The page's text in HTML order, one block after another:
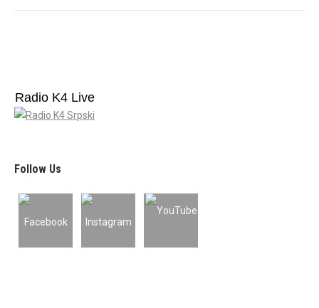
Radio K4 Live
Follow Us